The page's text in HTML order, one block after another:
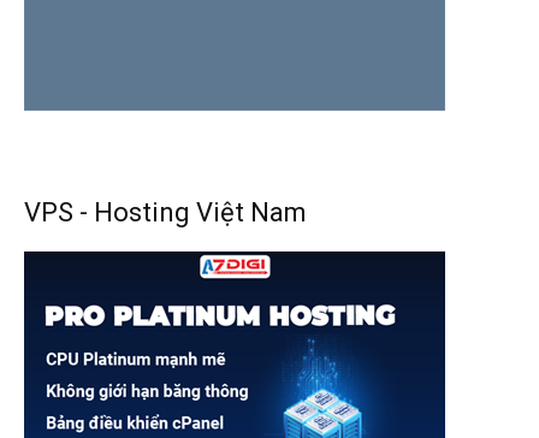
VPS - Hosting Việt Nam